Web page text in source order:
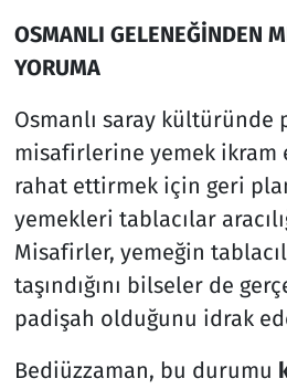
OSMANLI GELENEĞİNDEN
YORUMA
Osmanlı saray kültüründe
misafirlerine yemek ikram
rahat ettirmek için geri
yemekleri tablacılar
Misafirler, yemeğin
taşındığını bilseler de
padişah olduğunu idrak
Bediüzzaman, bu durumu
Spor
Televizyon